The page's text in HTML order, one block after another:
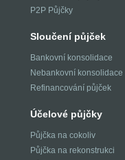
P2P Půjčky
Sloučení půjček
Bankovní konsolidace
Nebankovní konsolidace
Refinancování půjček
Účelové půjčky
Půjčka na cokoliv
Půjčka na rekonstrukci